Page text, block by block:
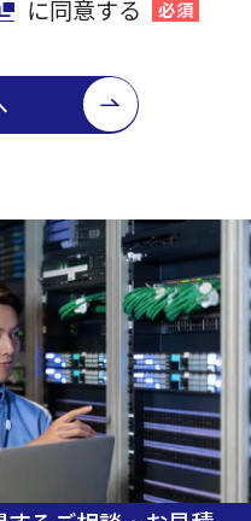
に同意する 必須